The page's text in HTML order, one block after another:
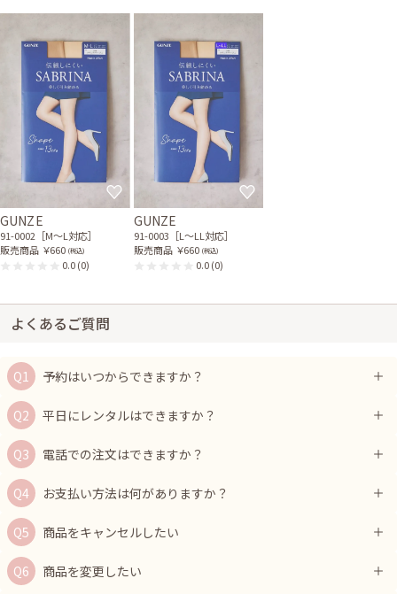
GUNZE
91-0002［M〜L対応］
販売商品 ￥660 (税込)
0.0(0)
GUNZE
91-0003［L〜LL対応］
販売商品 ￥660 (税込)
0.0(0)
よくあるご質問
予約はいつからできますか？
平日にレンタルはできますか？
電話での注文はできますか？
お支払い方法は何がありますか？
商品をキャンセルしたい
商品を変更したい